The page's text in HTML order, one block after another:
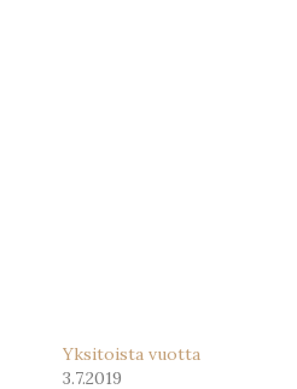
Yksitoista vuotta
3.7.2019